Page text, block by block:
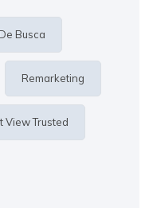
Busca
Remarketing
View Trusted